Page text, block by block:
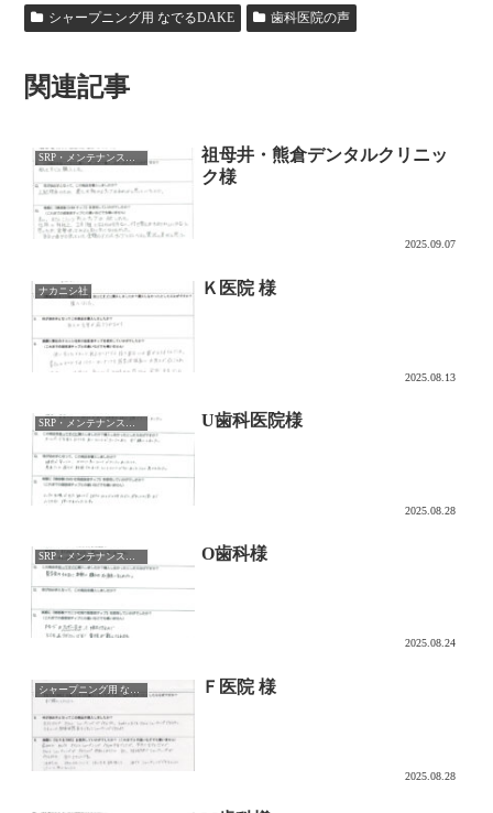
シャープニング用 なでるDAKE 歯科医院の声
関連記事
祖母井・熊倉デンタルクリニッ
ク様
2025.09.07
ナカニシ社 Ｋ医院 様
2025.08.13
SRP・メンテナンス用チップ U歯科医院様
2025.08.28
SRP・メンテナンス用チップ O歯科様
2025.08.24
Ｆ医院 様
2025.08.28